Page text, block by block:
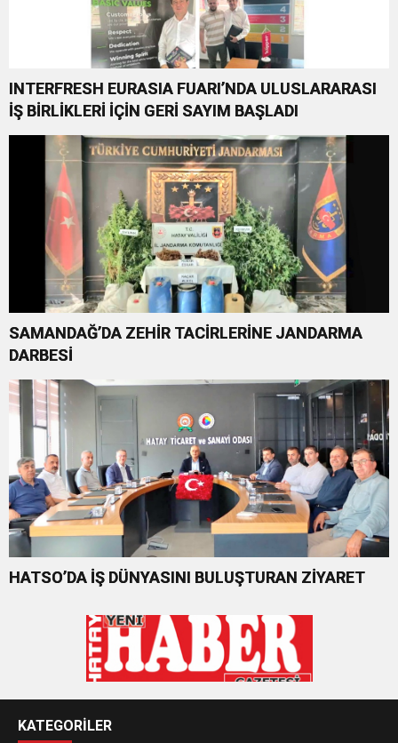
INTERFRESH EURASIA FUARI’NDA ULUSLARARASI
İŞ BİRLİKLERİ İÇİN GERİ SAYIM BAŞLADI
SAMANDAĞ’DA ZEHİR TACİRLERİNE JANDARMA
DARBESİ
HATSO’DA İŞ DÜNYASINI BULUŞTURAN ZİYARET
KATEGORİLER